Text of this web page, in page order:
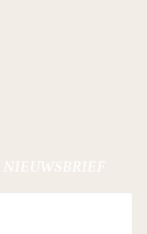
NIEUWSBRIEF